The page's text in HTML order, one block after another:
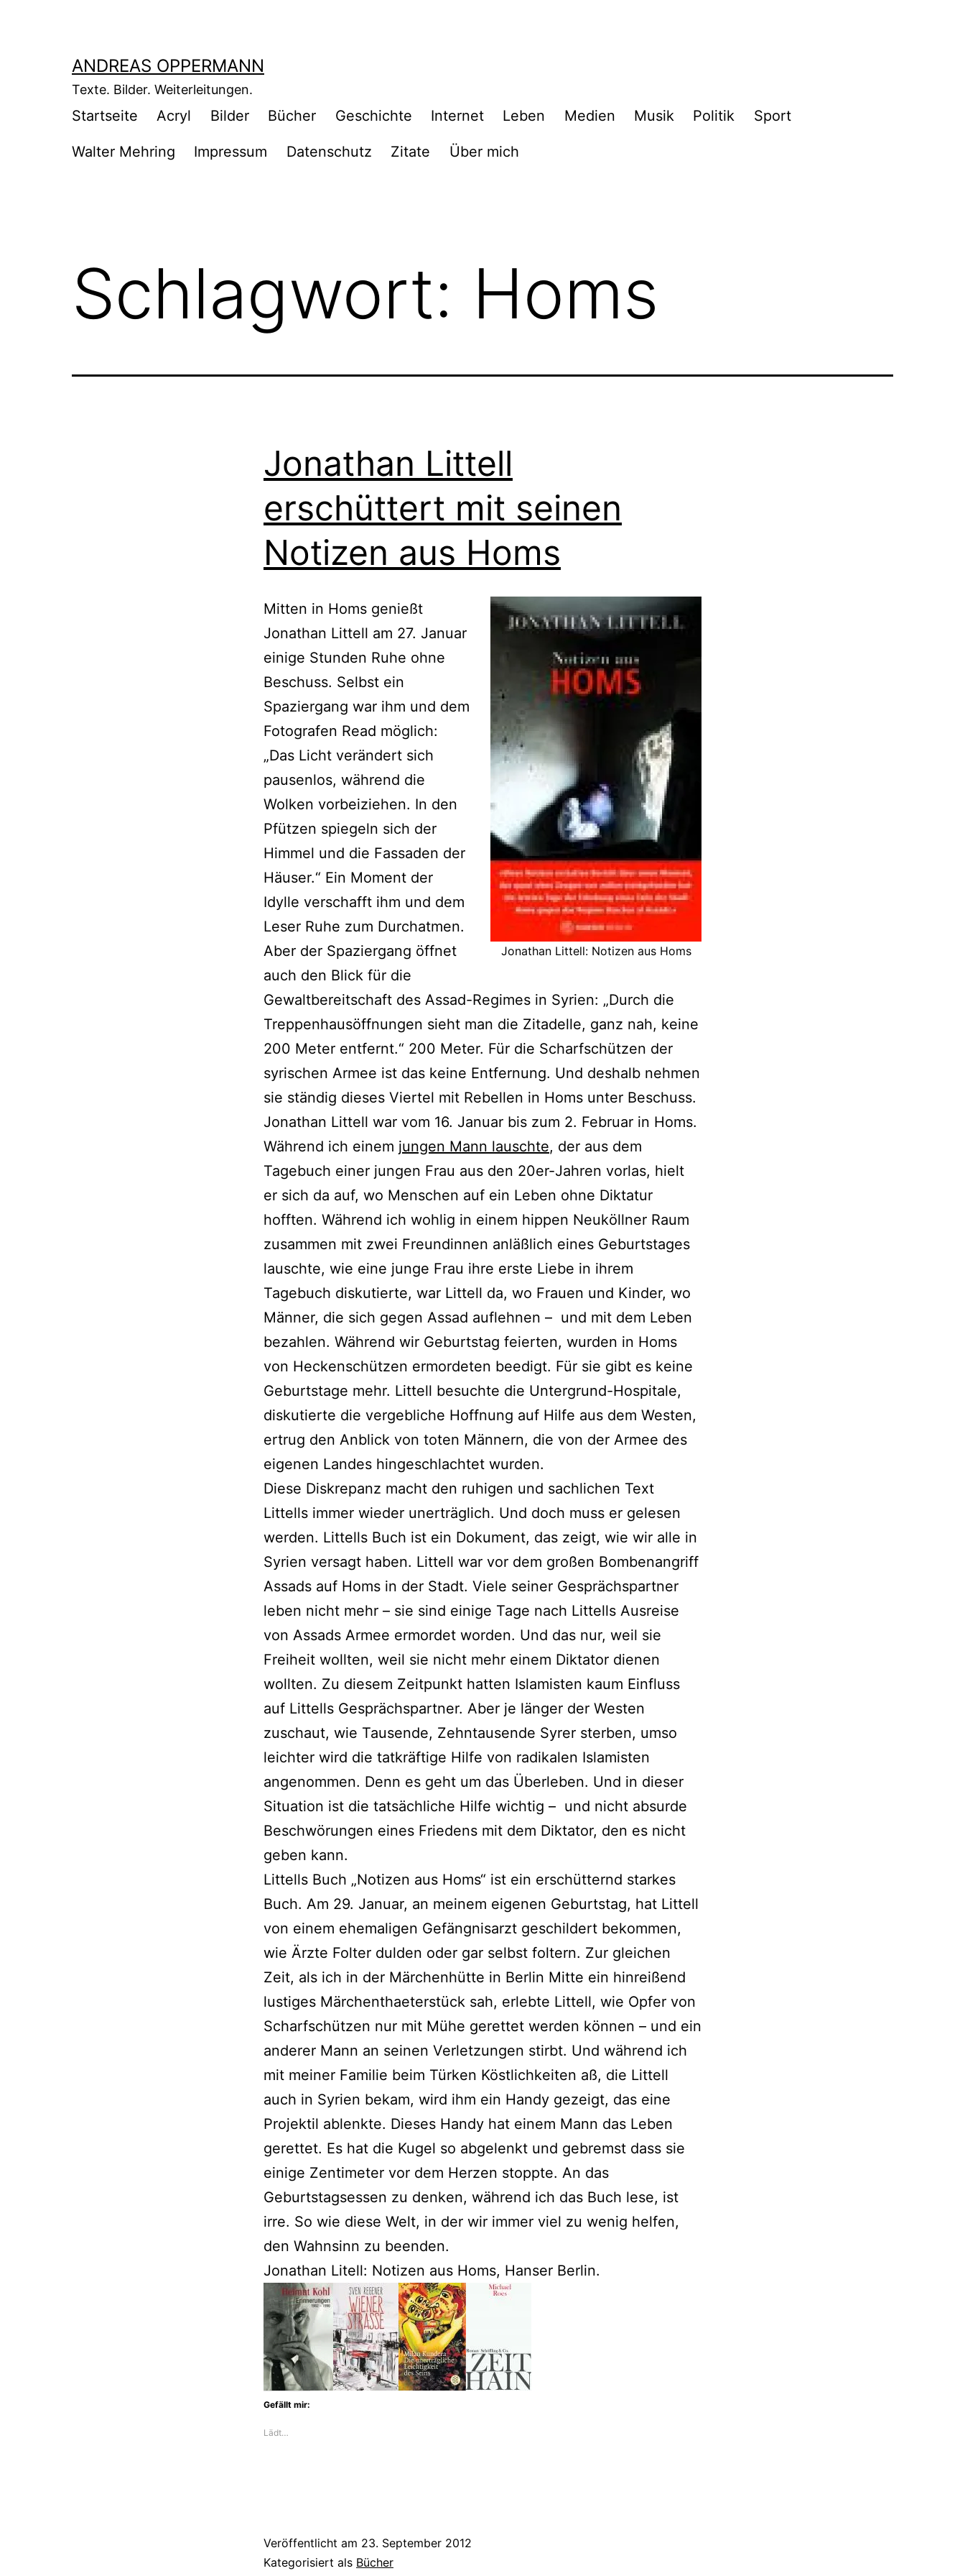
ANDREAS OPPERMANN
Texte. Bilder. Weiterleitungen.
Startseite Acryl Bilder Bücher Geschichte Internet Leben Medien Musik Politik Sport
Walter Mehring Impressum Datenschutz Zitate Über mich
Schlagwort: Homs
Jonathan Littell
erschüttert mit seinen
Notizen aus Homs
Jonathan Littell: Notizen aus Homs
Mitten in Homs genießt
Jonathan Littell am 27. Januar
einige Stunden Ruhe ohne
Beschuss. Selbst ein
Spaziergang war ihm und dem
Fotografen Read möglich:
„Das Licht verändert sich
pausenlos, während die
Wolken vorbeiziehen. In den
Pfützen spiegeln sich der
Himmel und die Fassaden der
Häuser.“ Ein Moment der
Idylle verschafft ihm und dem
Leser Ruhe zum Durchatmen.
Aber der Spaziergang öffnet
auch den Blick für die
Gewaltbereitschaft des Assad-Regimes in Syrien: „Durch die
Treppenhausöffnungen sieht man die Zitadelle, ganz nah, keine
200 Meter entfernt.“ 200 Meter. Für die Scharfschützen der
syrischen Armee ist das keine Entfernung. Und deshalb nehmen
sie ständig dieses Viertel mit Rebellen in Homs unter Beschuss.
Jonathan Littell war vom 16. Januar bis zum 2. Februar in Homs.
Während ich einem jungen Mann lauschte, der aus dem
Tagebuch einer jungen Frau aus den 20er-Jahren vorlas, hielt
er sich da auf, wo Menschen auf ein Leben ohne Diktatur
hofften. Während ich wohlig in einem hippen Neuköllner Raum
zusammen mit zwei Freundinnen anläßlich eines Geburtstages
lauschte, wie eine junge Frau ihre erste Liebe in ihrem
Tagebuch diskutierte, war Littell da, wo Frauen und Kinder, wo
Männer, die sich gegen Assad auflehnen – und mit dem Leben
bezahlen. Während wir Geburtstag feierten, wurden in Homs
von Heckenschützen ermordeten beedigt. Für sie gibt es keine
Geburtstage mehr. Littell besuchte die Untergrund-Hospitale,
diskutierte die vergebliche Hoffnung auf Hilfe aus dem Westen,
ertrug den Anblick von toten Männern, die von der Armee des
eigenen Landes hingeschlachtet wurden.
Diese Diskrepanz macht den ruhigen und sachlichen Text
Littells immer wieder unerträglich. Und doch muss er gelesen
werden. Littells Buch ist ein Dokument, das zeigt, wie wir alle in
Syrien versagt haben. Littell war vor dem großen Bombenangriff
Assads auf Homs in der Stadt. Viele seiner Gesprächspartner
leben nicht mehr – sie sind einige Tage nach Littells Ausreise
von Assads Armee ermordet worden. Und das nur, weil sie
Freiheit wollten, weil sie nicht mehr einem Diktator dienen
wollten. Zu diesem Zeitpunkt hatten Islamisten kaum Einfluss
auf Littells Gesprächspartner. Aber je länger der Westen
zuschaut, wie Tausende, Zehntausende Syrer sterben, umso
leichter wird die tatkräftige Hilfe von radikalen Islamisten
angenommen. Denn es geht um das Überleben. Und in dieser
Situation ist die tatsächliche Hilfe wichtig – und nicht absurde
Beschwörungen eines Friedens mit dem Diktator, den es nicht
geben kann.
Littells Buch „Notizen aus Homs“ ist ein erschütternd starkes
Buch. Am 29. Januar, an meinem eigenen Geburtstag, hat Littell
von einem ehemaligen Gefängnisarzt geschildert bekommen,
wie Ärzte Folter dulden oder gar selbst foltern. Zur gleichen
Zeit, als ich in der Märchenhütte in Berlin Mitte ein hinreißend
lustiges Märchenthaeterstück sah, erlebte Littell, wie Opfer von
Scharfschützen nur mit Mühe gerettet werden können – und ein
anderer Mann an seinen Verletzungen stirbt. Und während ich
mit meiner Familie beim Türken Köstlichkeiten aß, die Littell
auch in Syrien bekam, wird ihm ein Handy gezeigt, das eine
Projektil ablenkte. Dieses Handy hat einem Mann das Leben
gerettet. Es hat die Kugel so abgelenkt und gebremst dass sie
einige Zentimeter vor dem Herzen stoppte. An das
Geburtstagsessen zu denken, während ich das Buch lese, ist
irre. So wie diese Welt, in der wir immer viel zu wenig helfen,
den Wahnsinn zu beenden.
Jonathan Litell: Notizen aus Homs, Hanser Berlin.
Gefällt mir:
Lädt…
Veröffentlicht am 23. September 2012
Kategorisiert als Bücher